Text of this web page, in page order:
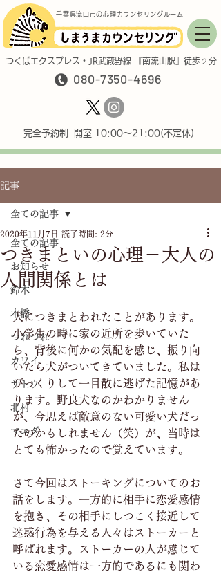
完全予約制 開室 10:00〜21:00(不定休)
080-7350-4696
千葉県流山市の心理カウンセリングルーム
つくばエクスプレス・JR武蔵野線 『南流山駅』徒歩２分
記事
全ての記事
お知らせ
鈴木
本橋
つれづれ
カワイ
サトウ
北村
マエダ
全ての記事
つきまといの心理－大人の
人間関係とは
2020年11月7日 読了時間: 2分
犬につきまとわれたことがあります。
小学生の時に家の近所を歩いていた
ら、背後に何かの気配を感じ、振り向
いたら犬がついてきていました。私は
びっくりして一目散に逃げた記憶があ
ります。野良犬なのかわかりません
が、今思えば敵意のない可愛い犬だっ
たのかもしれません（笑）が、当時は
とても怖かったので覚えています。
さて今回はストーキングについてのお
話をします。一方的に相手に恋愛感情
を抱き、その相手にしつこく接近して
迷惑行為を与える人々はストーカーと
呼ばれます。ストーカーの人が感じて
いる恋愛感情は一方的であるにも関わ